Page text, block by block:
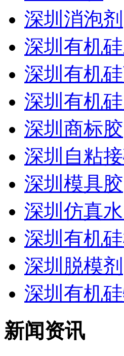
深圳消泡剂
深圳有机
深圳有机
深圳有机
深圳商标胶
深圳自粘
深圳模具胶
深圳仿真水
深圳有机
深圳脱模剂
深圳有机
新闻资讯